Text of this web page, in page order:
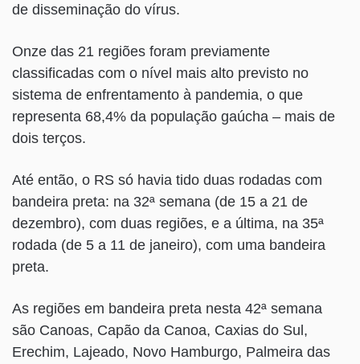
de disseminação do vírus.
Onze das 21 regiões foram previamente
classificadas com o nível mais alto previsto no
sistema de enfrentamento à pandemia, o que
representa 68,4% da população gaúcha – mais de
dois terços.
Até então, o RS só havia tido duas rodadas com
bandeira preta: na 32ª semana (de 15 a 21 de
dezembro), com duas regiões, e a última, na 35ª
rodada (de 5 a 11 de janeiro), com uma bandeira
preta.
As regiões em bandeira preta nesta 42ª semana
são Canoas, Capão da Canoa, Caxias do Sul,
Erechim, Lajeado, Novo Hamburgo, Palmeira das